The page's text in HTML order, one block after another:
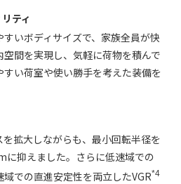
ティ
すいボディサイズで、家族全員が快
間を実現し、気軽に荷物を積んで
い荷室や使い勝手を考えた装備を
拡大しながらも、最小回転半径を
に抑えました。さらに低速域での
での直進安定性を両立したVGR*4